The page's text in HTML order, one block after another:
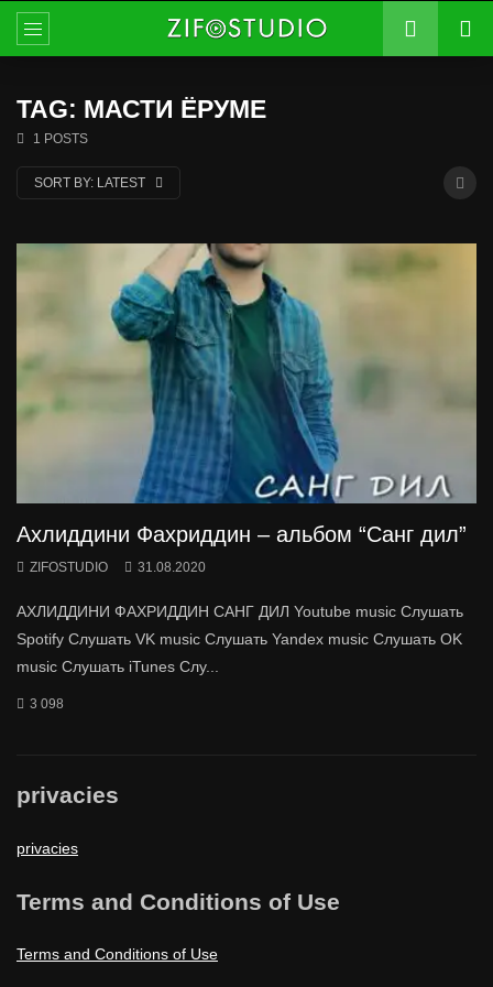
TAG: МАСТИ ЁРУМЕ
1 POSTS
SORT BY: LATEST
Ахлиддини Фахриддин – альбом “Санг дил”
ZIFOSTUDIO 31.08.2020
АХЛИДДИНИ ФАХРИДДИН САНГ ДИЛ Youtube music Слушать
Spotify Слушать VK music Слушать Yandex music Слушать OK
music Слушать iTunes Слу...
3 098
privacies
privacies
Terms and Conditions of Use
Terms and Conditions of Use